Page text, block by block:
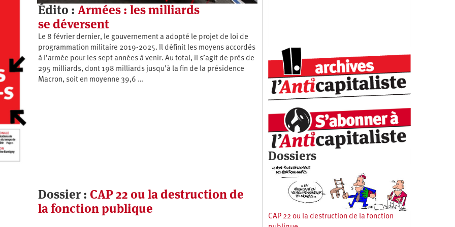
Édito : Armées : les milliards
se déversent
Le 8 février dernier, le gouvernement a adopté le projet de loi de
programmation militaire 2019-2025. Il définit les moyens accordés
à l’armée pour les sept années à venir. Au total, il s’agit de près de
295 milliards, dont 198 milliards jusqu’à la fin de la présidence
Macron, soit en moyenne 39,6 …
Dossier : CAP 22 ou la destruction de
la fonction publique
Dossiers
CAP 22 ou la destruction de la fonction